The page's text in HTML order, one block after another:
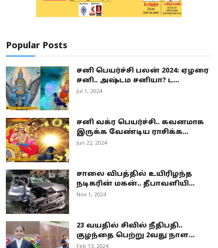
Popular Posts
சனி பெயர்ச்சி பலன் 2024: ஏழரை
சனி.. அஷ்டம சனியா? ட...
Jul 1, 2024
சனி வக்ர பெயர்ச்சி.. கவனமாக
இருக்க வேண்டிய ராசிக்க...
Jun 22, 2024
சாலை விபத்தில் உயிரிழந்த
நடிகரின் மகன்.. தீபாவளியி...
Nov 1, 2024
23 வயதில் சிவில் நீதிபதி..
குழந்தை பெற்று 2வது நாள...
Feb 13, 2024